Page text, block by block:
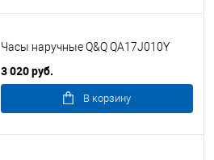
Часы наручные Q&Q QA17J010Y
3 020 руб.
В корзину